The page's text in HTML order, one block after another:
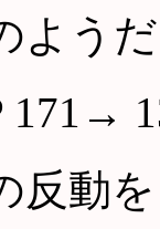
ようだ
171→
反動